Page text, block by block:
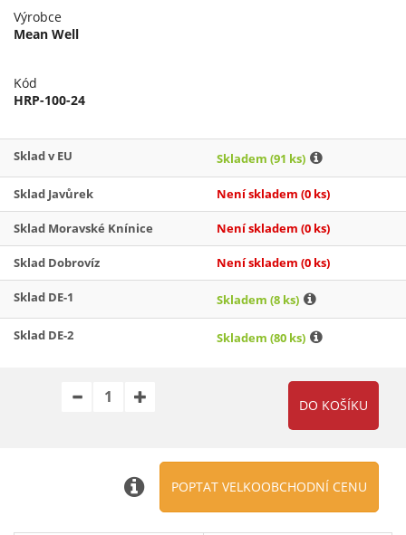
Výrobce
Mean Well
Kód
HRP-100-24
Sklad v EU Skladem (91 ks)
Sklad Javůrek Není skladem (0 ks)
Sklad Moravské Knínice Není skladem (0 ks)
Sklad Dobrovíz Není skladem (0 ks)
Sklad DE-1 Skladem (8 ks)
Sklad DE-2 Skladem (80 ks)
POPTAT VELKOOBCHODNÍ CENU